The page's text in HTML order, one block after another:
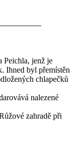
Peichla, jenž je
Ihned byl přemístěn
chlapečků
nalezené
zahradě při